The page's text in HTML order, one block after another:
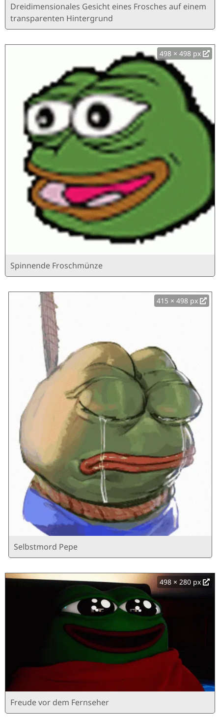
Dreidimensionales Gesicht eines Frosches auf einem
transparenten Hintergrund
498 × 498 px
Spinnende Froschmünze
415 × 498 px
Selbstmord Pepe
498 × 280 px
Freude vor dem Fernseher